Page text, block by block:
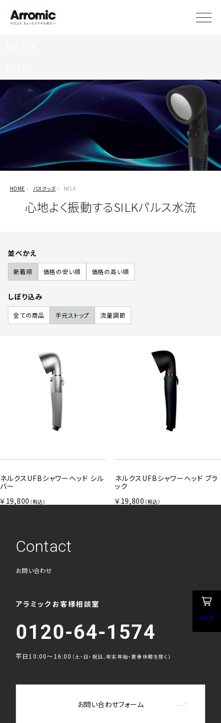
HOME バスグッズ NELX
心地よく振動するSILKパルス水流
並べかえ
新着順 価格の安い順 価格の高い順
しぼり込み
全ての商品 手元ストップ 流量調節
ネルクスUFBシャワーヘッド シル
バー
￥19,800 （税込）
ネルクスUFBシャワーヘッド ブラ
ック
￥19,800 （税込）
Contact
お問い合わせ
アラミックお客様相談室
0120-64-1574
平日10:00～16:00 （土・日・祝日、年末年始・夏季休暇を除く）
お問い合わせフォーム
カート